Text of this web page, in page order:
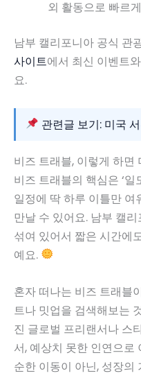
외 활동으로 빠르
남부 캘리포니아 공식 관
사이트에서 최신 이벤트
요.
관련글 보기: 미국
비즈 트래블, 이렇게 하면
비즈 트래블의 핵심은 ‘
일정에 딱 하루 이틀만 여
만날 수 있어요. 남부 캘
섞여 있어서 짧은 시간에
예요.
혼자 떠나는 비즈 트래블
트나 밋업을 검색해보는
진 글로벌 프리랜서나 스
서, 예상치 못한 인연으로
순한 이동이 아닌, 성장의